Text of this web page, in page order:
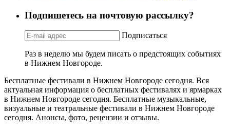
Подпишетесь на почтовую рассылку?
Подписаться
Раз в неделю мы будем писать о предстоящих событиях
в Нижнем Новгороде.
Бесплатные фестивали в Нижнем Новгороде сегодня. Вся
актуальная информация о бесплатных фестивалях и ярмарках
в Нижнем Новгороде сегодня. Бесплатные музыкальные,
визуальные и театральные фестивали в Нижнем Новгороде
сегодня. Анонсы, фото, рецензии и отзывы.